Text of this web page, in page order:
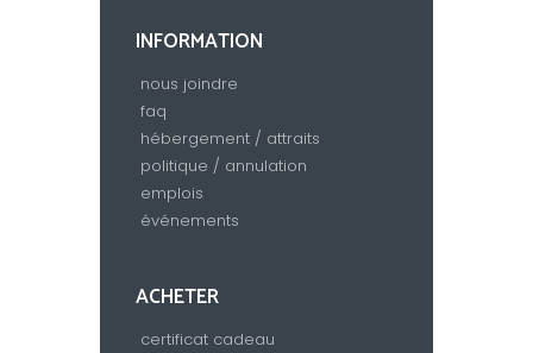
INFORMATION
nous joindre
faq
hébergement / attraits
politique / annulation
emplois
événements
ACHETER
certificat cadeau